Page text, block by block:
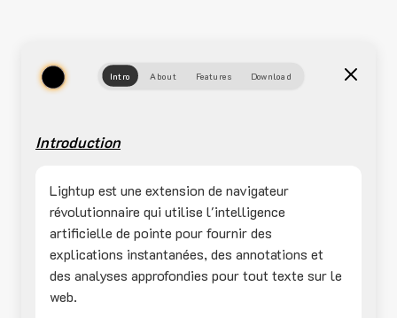
Intro About Features Download
Introduction
Lightup est une extension de navigateur
révolutionnaire qui utilise l'intelligence
artificielle de pointe pour fournir des
explications instantanées, des annotations et
des analyses approfondies pour tout texte sur le
web.